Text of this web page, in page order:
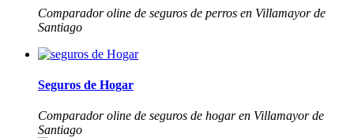
Comparador oline de seguros de perros en Villamayor de
Santiago
Seguros de Hogar
Comparador oline de seguros de hogar en Villamayor de
Santiago